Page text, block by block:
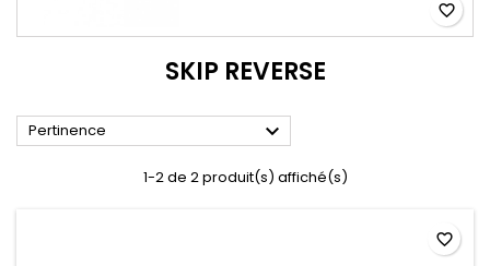
favorite_border
SKIP REVERSE
Pertinence 
1-2 de 2 produit(s) affiché(s)
favorite_border